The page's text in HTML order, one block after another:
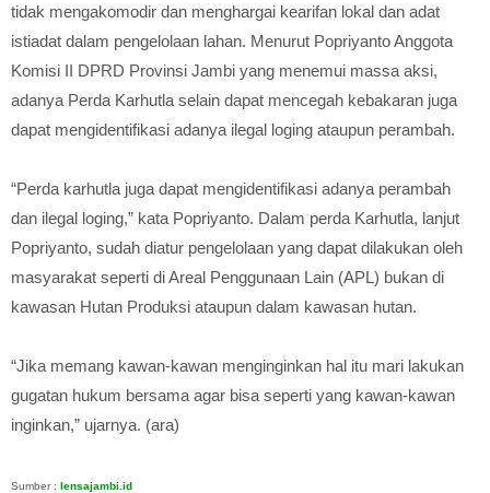
tidak mengakomodir dan menghargai kearifan lokal dan adat
istiadat dalam pengelolaan lahan. Menurut Popriyanto Anggota
Komisi II DPRD Provinsi Jambi yang menemui massa aksi,
adanya Perda Karhutla selain dapat mencegah kebakaran juga
dapat mengidentifikasi adanya ilegal loging ataupun perambah.
“Perda karhutla juga dapat mengidentifikasi adanya perambah
dan ilegal loging,” kata Popriyanto. Dalam perda Karhutla, lanjut
Popriyanto, sudah diatur pengelolaan yang dapat dilakukan oleh
masyarakat seperti di Areal Penggunaan Lain (APL) bukan di
kawasan Hutan Produksi ataupun dalam kawasan hutan.
“Jika memang kawan-kawan menginginkan hal itu mari lakukan
gugatan hukum bersama agar bisa seperti yang kawan-kawan
inginkan,” ujarnya. (ara)
Sumber : lensajambi.id